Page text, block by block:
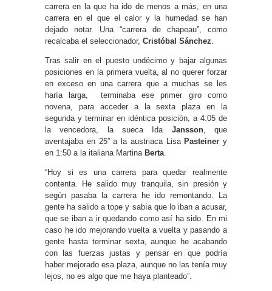
carrera en la que ha ido de menos a más, en una
carrera en el que el calor y la humedad se han
dejado notar. Una “carrera de chapeau”, como
recalcaba el seleccionador, Cristóbal Sánchez.
Tras salir en el puesto undécimo y bajar algunas
posiciones en la primera vuelta, al no querer forzar
en exceso en una carrera que a muchas se les
haría larga, terminaba ese primer giro como
novena, para acceder a la sexta plaza en la
segunda y terminar en idéntica posición, a 4:05 de
la vencedora, la sueca IdaJansson, que
aventajaba en 25” a la austriaca Lisa Pasteiner y
en 1:50 a la italiana Martina Berta.
“Hoy si es una carrera para quedar realmente
contenta. He salido muy tranquila, sin presión y
según pasaba la carrera he ido remontando. La
gente ha salido a tope y sabía que lo iban a acusar,
que se iban a ir quedando como así ha sido. En mi
caso he ido mejorando vuelta a vuelta y pasando a
gente hasta terminar sexta, aunque he acabando
con las fuerzas justas y pensar en que podría
haber mejorado esa plaza, aunque no las tenía muy
lejos, no es algo que me haya planteado”.